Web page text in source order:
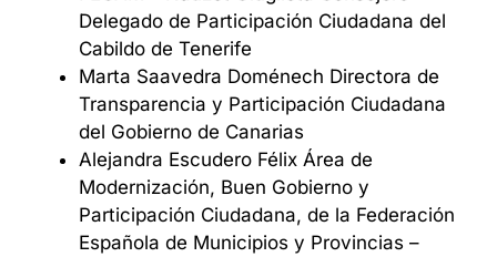
Delegado de Participación Ciudadana del
Cabildo de Tenerife
Marta Saavedra Doménech Directora de
Transparencia y Participación Ciudadana
del Gobierno de Canarias
Alejandra Escudero Félix Área de
Modernización, Buen Gobierno y
Participación Ciudadana, de la Federación
Española de Municipios y Provincias –